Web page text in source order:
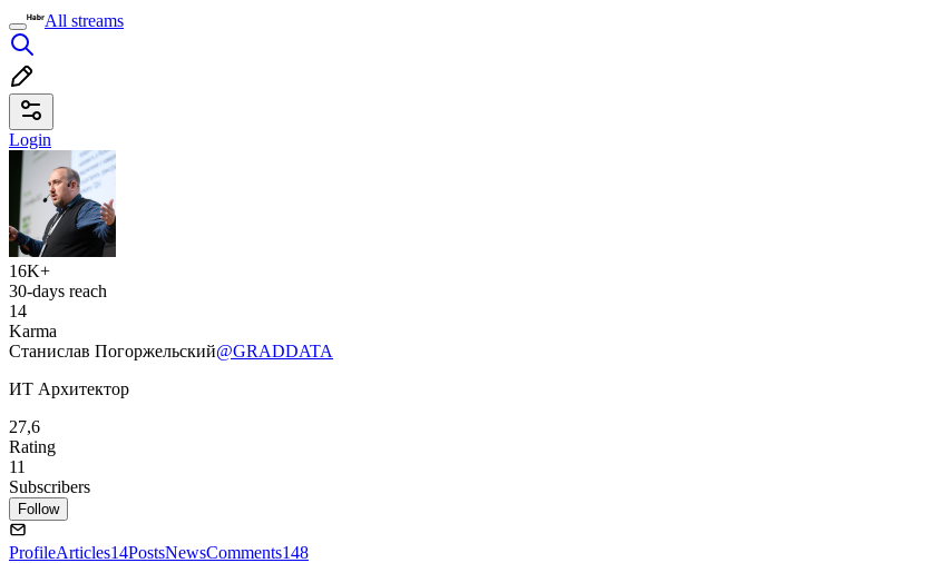
All streams
Login
16K+
30-days reach
14
Karma
Станислав Погоржельский@GRADDATA
ИТ Архитектор
27,6
Rating
11
Subscribers
Follow
ProfileArticles14PostsNewsComments148